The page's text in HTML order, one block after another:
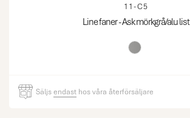
11-C5
Line faner - Ask mörkgrå/alu list
Säljsendast hos våra återförsäljare